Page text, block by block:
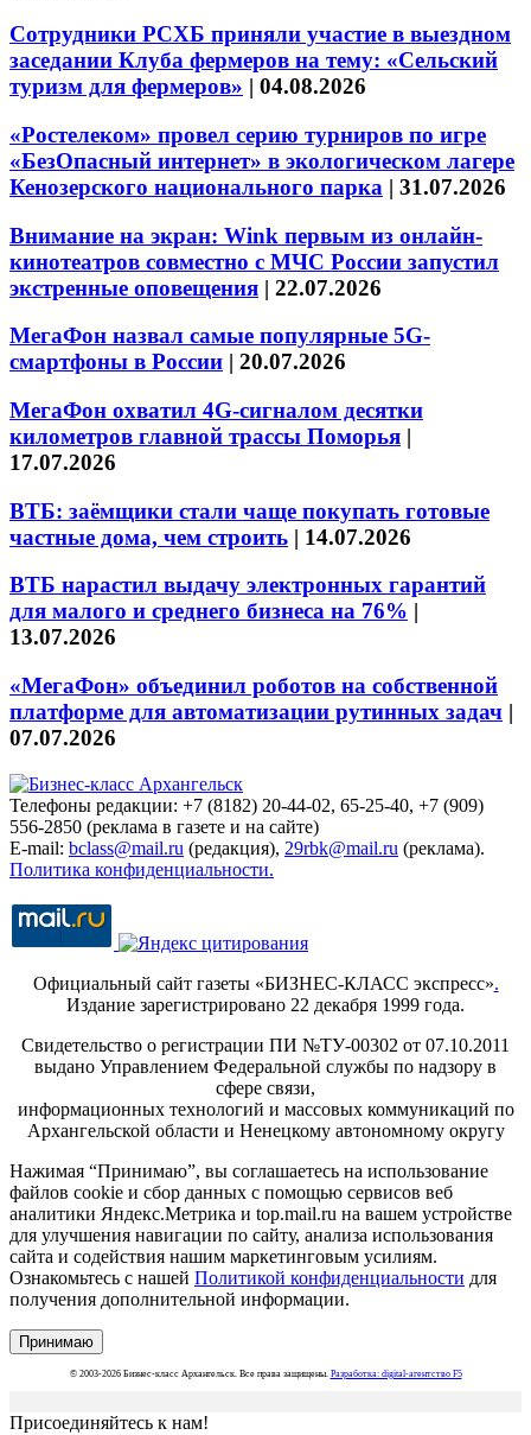
Сотрудники РСХБ приняли участие в выездном
заседании Клуба фермеров на тему: «Сельский
туризм для фермеров» | 04.08.2026
«Ростелеком» провел серию турниров по игре
«БезОпасный интернет» в экологическом лагере
Кенозерского национального парка | 31.07.2026
Внимание на экран: Wink первым из онлайн-
кинотеатров совместно с МЧС России запустил
экстренные оповещения | 22.07.2026
МегаФон назвал самые популярные 5G-
смартфоны в России | 20.07.2026
МегаФон охватил 4G-сигналом десятки
километров главной трассы Поморья |
17.07.2026
ВТБ: заёмщики стали чаще покупать готовые
частные дома, чем строить | 14.07.2026
ВТБ нарастил выдачу электронных гарантий
для малого и среднего бизнеса на 76% |
13.07.2026
«МегаФон» объединил роботов на собственной
платформе для автоматизации рутинных задач |
07.07.2026
Телефоны редакции: +7 (8182) 20-44-02, 65-25-40, +7 (909)
556-2850 (реклама в газете и на сайте)
E-mail: bclass@mail.ru (редакция), 29rbk@mail.ru (реклама).
Политика конфиденциальности.
Официальный сайт газеты «БИЗНЕС-КЛАСС экспресс».
Издание зарегистрировано 22 декабря 1999 года.
Свидетельство о регистрации ПИ №ТУ-00302 от 07.10.2011
выдано Управлением Федеральной службы по надзору в
сфере связи,
информационных технологий и массовых коммуникаций по
Архангельской области и Ненецкому автономному округу
Нажимая “Принимаю”, вы соглашаетесь на использование
файлов cookie и сбор данных с помощью сервисов веб
аналитики Яндекс.Метрика и top.mail.ru на вашем устройстве
для улучшения навигации по сайту, анализа использования
сайта и содействия нашим маркетинговым усилиям.
Ознакомьтесь с нашей Политикой конфиденциальности для
получения дополнительной информации.
Принимаю
© 2003-2026 Бизнес-класс Архангельск. Все права защищены. Разработка: digital-агентство F5
Присоединяйтесь к нам!